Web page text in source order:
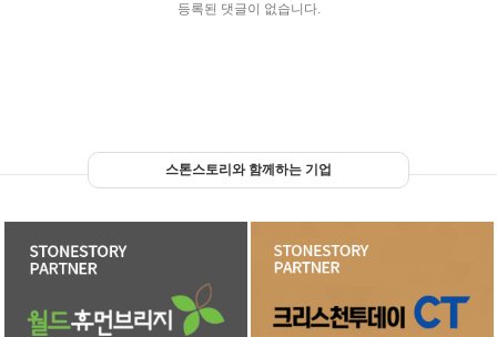
등록된 댓글이 없습니다.
스톤스토리와 함께하는 기업